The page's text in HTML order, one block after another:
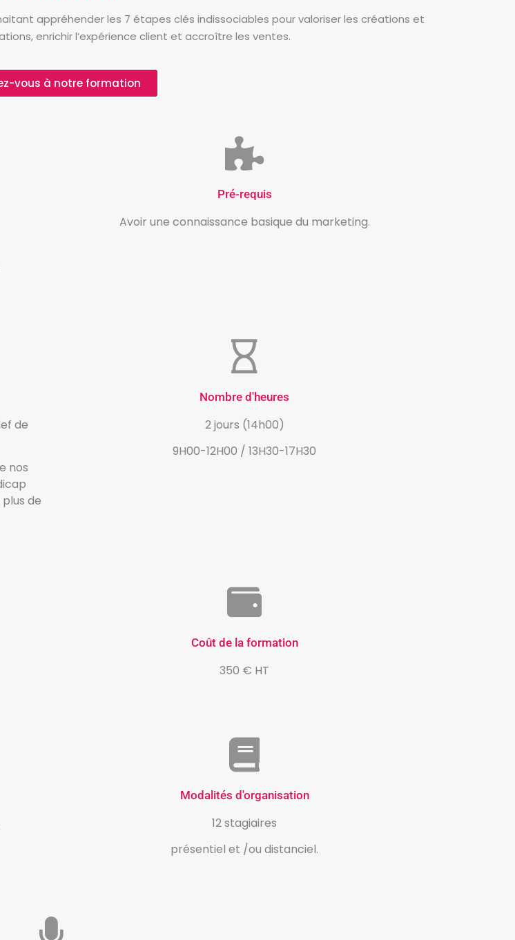
appréhender les 7 étapes clés indissociables pour valoriser les créations et
enrichir l’expérience client et accroître les ventes.
vous à notre formation
Pré-requis
Avoir une connaissance basique du marketing.
de
nos
de
Nombre d'heures
2 jours (14h00)
9H00-12H00 / 13H30-17H30
Coût de la formation
350 € HT
Modalités d'organisation
12 stagiaires
présentiel et /ou distanciel.